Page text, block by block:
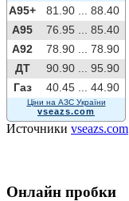
A95+ 81.90 ...
88.40
A95
76.95 ...
85.40
A92
78.90 ...
78.90
ДТ
90.90 ...
95.90
Газ
40.45 ... 44.90
Ціни на АЗС України
vseazs.com
Источники vseazs.com
Онлайн пробки